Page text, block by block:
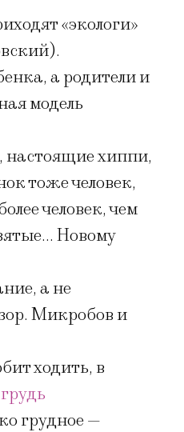
«экологи»
а родители и
модель
хиппи,
тоже человек,
человек, чем
Новому
а не
Микробов и
ходить, в
грудь
грудное —